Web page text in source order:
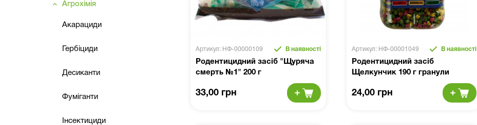
Агрохімія
Акарациди
Гербіциди
Десиканти
Фуміганти
Інсектициди
Артикул: НФ-00000109 В наявності
Родентицидний засіб "Щуряча
смерть №1" 200 г
33,00 грн
Артикул: НФ-00001049 В наявності
Родентицидний засіб
Щелкунчик 190 г гранули
24,00 грн